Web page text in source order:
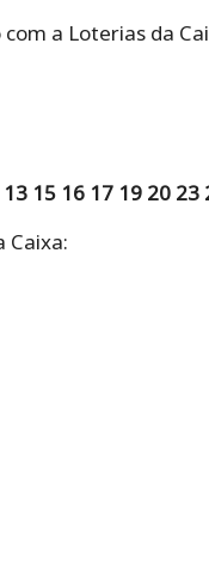
a Loterias da
15 16 17 19 20 23
Caixa: